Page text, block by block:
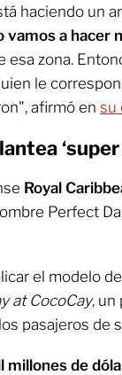
haciendo un
vamos a hacer
esa zona.
le
afirmó en su
Royal
Perfect
el modelo
at CocoCay, un
pasajeros de
millones de